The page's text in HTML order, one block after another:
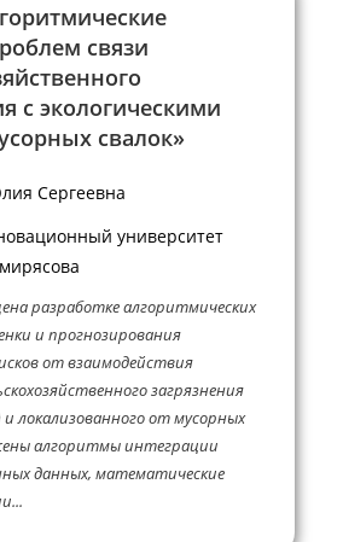
связи
с экологическими
свалок»
Сергеевна
университет
разработке алгоритмических
и прогнозирования
от взаимодействия
загрязнения
локализованного от мусорных
алгоритмы интеграции
данных, математические